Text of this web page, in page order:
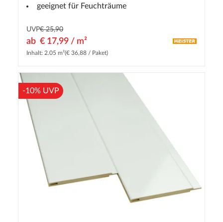
geeignet für Feuchträume
UVP€ 25,90
ab € 17,99 / m²
Inhalt: 2.05 m²(€ 36,88 / Paket)
-10% UVP